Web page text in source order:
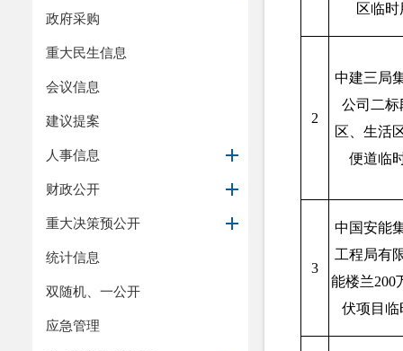
政府采购
重大民生信息
会议信息
建议提案
人事信息
财政公开
重大决策预公开
统计信息
双随机、一公开
应急管理
区临时
2
中建三局
公司二标
区、生活
便道临
3
中国安能
工程局有
能楼兰200
伏项目临